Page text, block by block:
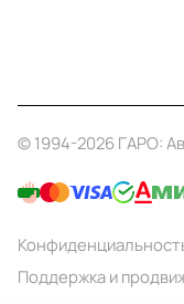
© 1994-2026 ГАРО:
Поддержка и